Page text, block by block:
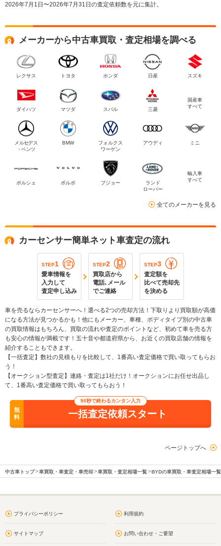
2026年7月1日〜2026年7月31日の査定依頼数を元に集計。
メーカーから中古車買取・査定相場を調べる
レクサス トヨタ ホンダ 日産 スズキ
ダイハツ マツダ スバル 三菱
国産車
すべて
メルセデス
・ベンツ
BMW
フォルクス
ワーゲン
アウディ ミニ
ポルシェ ボルボ プジョー
ランド
ローバー
輸入車
すべて
全てのメーカーを見る
カーセンサー簡単ネット車査定の流れ
STEP1
愛車情報を
入力して
査定申し込み
STEP2
買取店から
電話､メール
でご連絡
STEP3
査定額を
比べて売却先
を決める
車を売るならカーセンサーへ！選べる2つの売却方法！下取りより買取額が高価
になる方法が見つかるかも！他にもメーカー、車種、ボディタイプ別の中古車
の買取情報はもちろん、買取の流れや査定のポイントなど、初めて車を売る方
も安心の情報が満載です！五十音や都道府県から、お近くの買取店舗の情報を
紹介することもできます。
【一括査定】数社の見積もりを比較して、1番高い査定価格で買い取ってもらお
う！
【オークション型査定】連絡・査定は1社だけ！オークションにお任せ出品し
て、1番高い査定価格で買い取ってもらおう！
無
料
90秒で終わるカンタン入力
一括査定依頼スタート
ページトップへ
中古車トップ 車買取・車査定・車売却 車買取・査定相場一覧 BYDの車買取・車査定相場一覧
プライバシーポリシー 利用規約
サイトマップ お問い合わせ・ご要望